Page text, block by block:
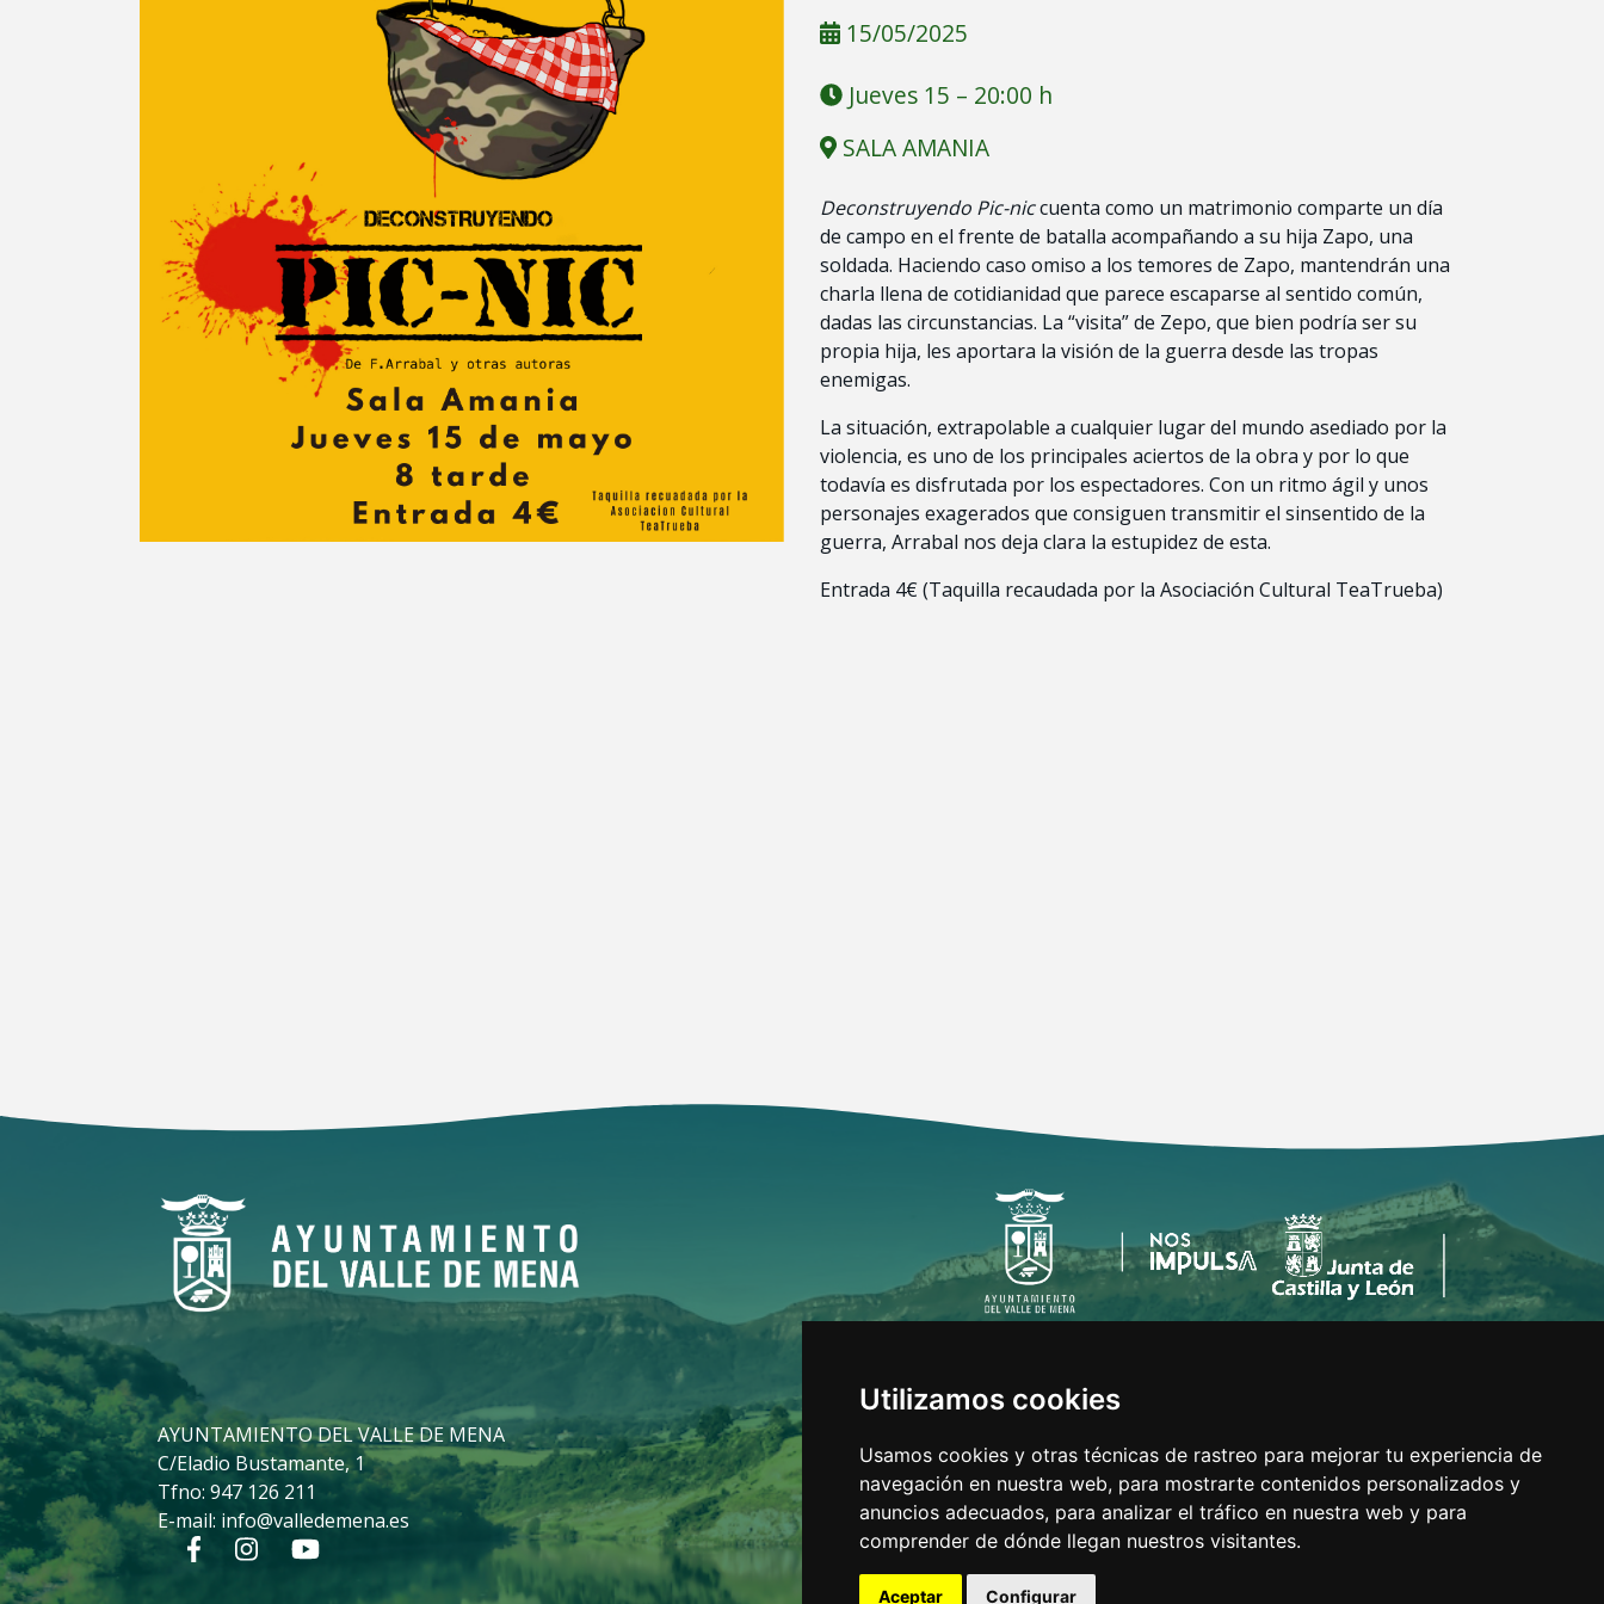
Utilizamos cookies
Usamos cookies y otras técnicas de rastreo para mejorar tu experiencia de
navegación en nuestra web, para mostrarte contenidos personalizados y
anuncios adecuados, para analizar el tráfico en nuestra web y para
comprender de dónde llegan nuestros visitantes.
Aceptar Configurar
15/05/2025
Jueves 15 – 20:00 h
SALA AMANIA
Deconstruyendo Pic-niccuenta como un matrimonio comparte un día
de campo en el frente de batalla acompañando a su hija Zapo, una
soldada. Haciendo caso omiso a los temores de Zapo, mantendrán una
charla llena de cotidianidad que parece escaparse al sentido común,
dadas las circunstancias. La “visita” de Zepo, que bien podría ser su
propia hija, les aportara la visión de la guerra desde las tropas
enemigas.
La situación, extrapolable a cualquier lugar del mundo asediado por la
violencia, es uno de los principales aciertos de la obra y por lo que
todavía es disfrutada por los espectadores. Con un ritmo ágil y unos
personajes exagerados que consiguen transmitir el sinsentido de la
guerra, Arrabal nos deja clara la estupidez de esta.
Entrada 4€ (Taquilla recaudada por la Asociación Cultural TeaTrueba)
AYUNTAMIENTO DEL VALLE DE MENA
C/Eladio Bustamante, 1
Tfno: 947 126 211
E-mail: info@valledemena.es
AVISO LEGAL
POLÍTICA DE COOKIES
ACCESIBILIDAD